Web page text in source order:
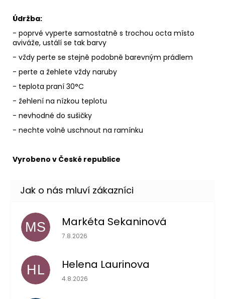
Údržba:
- poprvé vyperte samostatně s trochou octa místo
aviváže, ustálí se tak barvy
- vždy perte se stejně podobně barevným prádlem
- perte a žehlete vždy naruby
- teplota praní 30°C
- žehlení na nízkou teplotu
- nevhodné do sušičky
- nechte volně uschnout na ramínku
Vyrobeno v České republice
MS Markéta Sekaninová
Hodnocení obchodu je 5 z 5 hvězdiček.
7.8.2026
HL Helena Laurinova
Hodnocení obchodu je 5 z 5 hvězdiček.
4.8.2026